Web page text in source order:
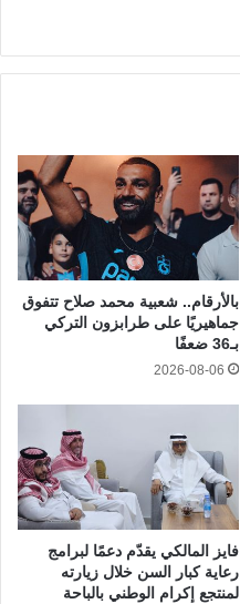
بالأرقام.. شعبية محمد صلاح تتفوق
جماهيريًا على طرابزون التركي
بـ36 ضعفًا
2026-08-06
فايز المالكي يقدّم دعمًا لبرامج
رعاية كبار السن خلال زيارته
لمنتجع إكرام الوطني بالباحة